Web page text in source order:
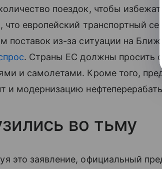
поездок, чтобы
что европейский транспортный
поставок из-за ситуации на
. Страны ЕС должны просить
и самолетами. Кроме того,
и модернизацию
во тьму
это заявление, официальный